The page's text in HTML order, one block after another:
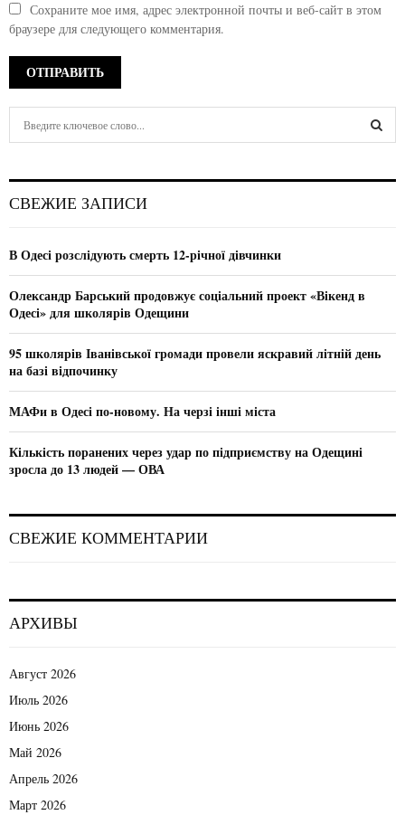
Сохраните мое имя, адрес электронной почты и веб-сайт в этом
браузере для следующего комментария.
h
o
:
СВЕЖИЕ ЗАПИСИ
В Одесі розслідують смерть 12-річної дівчинки
Олександр Барський продовжує соціальний проект «Вікенд в
Одесі» для школярів Одещини
95 школярів Іванівської громади провели яскравий літній день
на базі відпочинку
МАФи в Одесі по-новому. На черзі інші міста
Кількість поранених через удар по підприємству на Одещині
зросла до 13 людей — ОВА
СВЕЖИЕ КОММЕНТАРИИ
АРХИВЫ
Август 2026
Июль 2026
Июнь 2026
Май 2026
Апрель 2026
Март 2026